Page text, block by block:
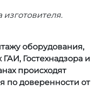
изготовителя.
оборудования,
Гостехнадзора и
происходят
по доверенности от